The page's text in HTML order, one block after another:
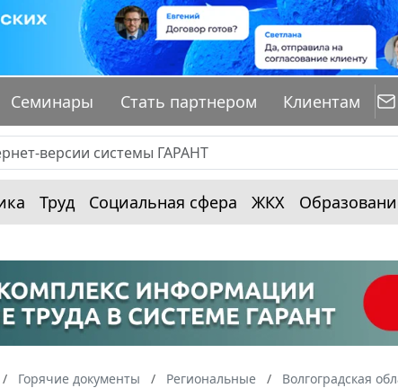
Семинары Стать партнером Клиентам
Труд Социальная сфера ЖКХ
Горячие документы Региональные Волгоградская